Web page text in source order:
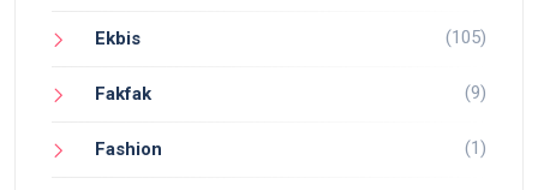
Ekbis (105)
Fakfak (9)
Fashion (1)